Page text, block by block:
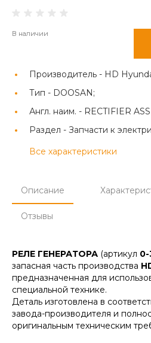
В наличии
Производитель - HD
Тип - DOOSAN;
Англ. наим. - RECTIFIER
Раздел - Запчасти к
Все характеристики
Описание
Отзывы
РЕЛЕ ГЕНЕРАТОРА (артикул 0-
запасная часть производства
предназначенная для
специальной технике.
Деталь изготовлена в
завода-производителя и
оригинальным техническим